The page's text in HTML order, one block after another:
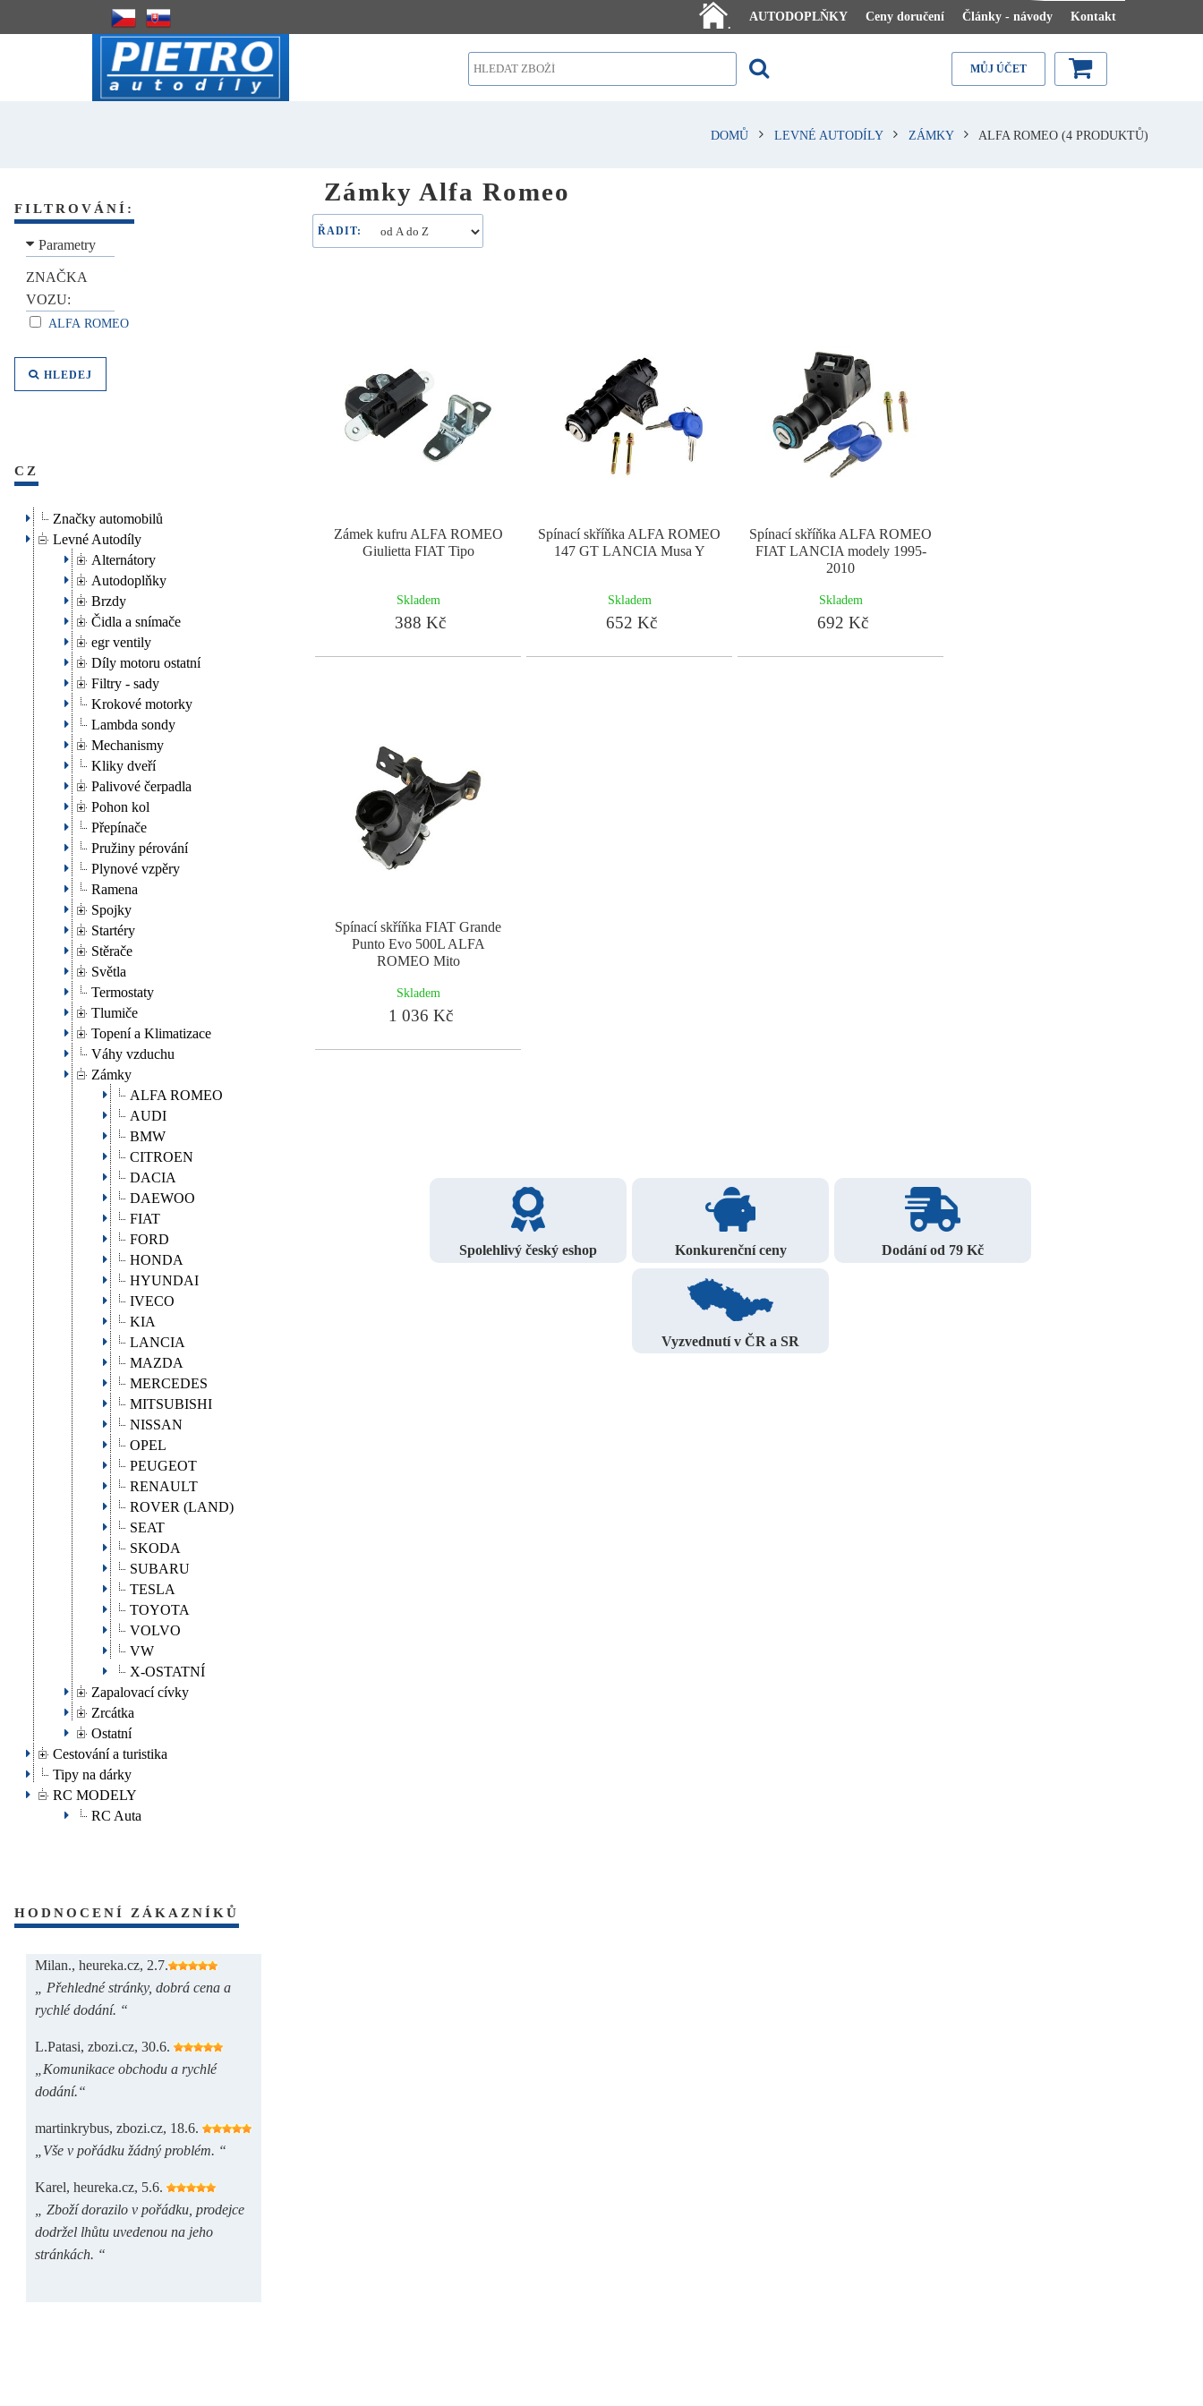
.
AUTODOPLŇKY Ceny doručení Články - návody Kontakt
MŮJ ÚČET
FILTROVÁNÍ:
Parametry
ZNAČKA
VOZU:
ALFA ROMEO
HLEDEJ
CZ
Značky automobilů
Levné Autodíly
Alternátory
Autodoplňky
Brzdy
Čidla a snímače
egr ventily
Díly motoru ostatní
Filtry - sady
Krokové motorky
Lambda sondy
Mechanismy
Kliky dveří
Palivové čerpadla
Pohon kol
Přepínače
Pružiny pérování
Plynové vzpěry
Ramena
Spojky
Startéry
Stěrače
Světla
Termostaty
Tlumiče
Topení a Klimatizace
Váhy vzduchu
Zámky
ALFA ROMEO
AUDI
BMW
CITROEN
DACIA
DAEWOO
FIAT
FORD
HONDA
HYUNDAI
IVECO
KIA
LANCIA
MAZDA
MERCEDES
MITSUBISHI
NISSAN
OPEL
PEUGEOT
RENAULT
ROVER (LAND)
SEAT
SKODA
SUBARU
TESLA
TOYOTA
VOLVO
VW
X-OSTATNÍ
Zapalovací cívky
Zrcátka
Ostatní
Cestování a turistika
Tipy na dárky
RC MODELY
RC Auta
HODNOCENÍ ZÁKAZNÍKŮ
Milan., heureka.cz, 2.7.
„ Přehledné stránky, dobrá cena a
rychlé dodání. “
L.Patasi, zbozi.cz, 30.6.
„Komunikace obchodu a rychlé
dodání.“
martinkrybus, zbozi.cz, 18.6.
„Vše v pořádku žádný problém. “
Karel, heureka.cz, 5.6.
„ Zboží dorazilo v pořádku, prodejce
dodržel lhůtu uvedenou na jeho
stránkách. “
DOMŮ LEVNÉ AUTODÍLY ZÁMKY ALFA ROMEO (4 PRODUKTŮ)
Zámky Alfa Romeo
ŘADIT:
Zámek kufru ALFA ROMEO
Giulietta FIAT Tipo
Skladem
388 Kč
Spínací skříňka ALFA ROMEO
147 GT LANCIA Musa Y
Skladem
652 Kč
Spínací skříňka ALFA ROMEO
FIAT LANCIA modely 1995-
2010
Skladem
692 Kč
Spínací skříňka FIAT Grande
Punto Evo 500L ALFA
ROMEO Mito
Skladem
1 036 Kč
Spolehlivý český eshop Konkurenční ceny Dodání od 79 Kč
Vyzvednutí v ČR a SR